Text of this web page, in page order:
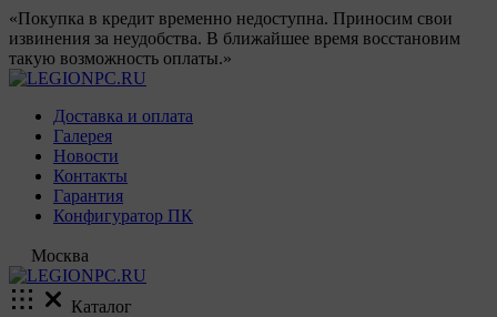
«Покупка в кредит временно недоступна. Приносим свои
извинения за неудобства. В ближайшее время восстановим
такую возможность оплаты.»
Доставка и оплата
Галерея
Новости
Контакты
Гарантия
Конфигуратор ПК
Москва
Каталог